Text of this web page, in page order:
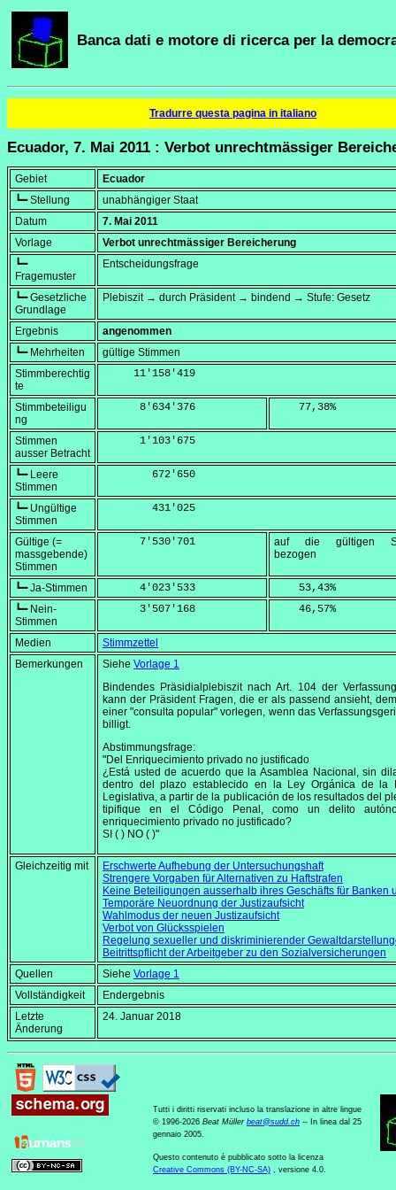
Banca dati e motore di ricerca per la
Tradurre questa pagina in italiano
Ecuador, 7. Mai 2011 : Verbot unrechtmässiger
Gebiet
Ecuador
┗━ Stellung
unabhängiger Staat
Datum
7. Mai 2011
Vorlage
Verbot unrechtmässiger Bereicherung
┗━
Fragemuster
Entscheidungsfrage
┗━ Gesetzliche
Grundlage
Plebiszit → durch Präsident → bindend → Stufe: Gesetz
Ergebnis
angenommen
┗━ Mehrheiten
gültige Stimmen
Stimmberechtig
te
     11'158'419
Stimmbeteiligu
ng
      8'634'376
    77,38
%
Stimmen
ausser Betracht
      1'103'675
┗━ Leere
Stimmen
        672'650
┗━ Ungültige
Stimmen
        431'025
Gültige (=
massgebende)
Stimmen
      7'530'701
auf die gültigen
bezogen
┗━ Ja-Stimmen
      4'023'533
    53,43
%
┗━ Nein-
Stimmen
      3'507'168
    46,57
%
Medien
Stimmzettel
Bemerkungen
Siehe Vorlage 1
Bindendes Präsidialplebiszit nach Art. 104 der
kann der Präsident Fragen, die er als passend ansieht,
einer "consulta popular" vorlegen, wenn das
billigt.
Abstimmungsfrage:
"Del Enriquecimiento privado no justificado
¿Está usted de acuerdo que la Asamblea Nacional, sin
dentro del plazo establecido en la Ley Orgánica de la
Legislativa, a partir de la publicación de los resultados del
tipifique en el Código Penal, como un delito
enriquecimiento privado no justificado?
SI ( ) NO ( )"
Gleichzeitig mit
Erschwerte Aufhebung der Untersuchungshaft
Strengere Vorgaben für Alternativen zu Haftstrafen
Keine Beteiligungen ausserhalb ihres Geschäfts für Banken
Temporäre Neuordnung der Justizaufsicht
Wahlmodus der neuen Justizaufsicht
Verbot von Glücksspielen
Regelung sexueller und diskriminierender
Beitrittspflicht der Arbeitgeber zu den Sozialversicherungen
Quellen
Siehe Vorlage 1
Vollständigkeit
Endergebnis
Letzte
Änderung
24. Januar 2018
Tutti i diritti riservati incluso la translazione in altre lingue
© 1996-2026 Beat Müller beat@sudd.ch -- In linea dal 25
gennaio 2005.
Questo contenuto è pubblicato sotto la licenza
Creative Commons (BY-NC-SA) , versione 4.0.